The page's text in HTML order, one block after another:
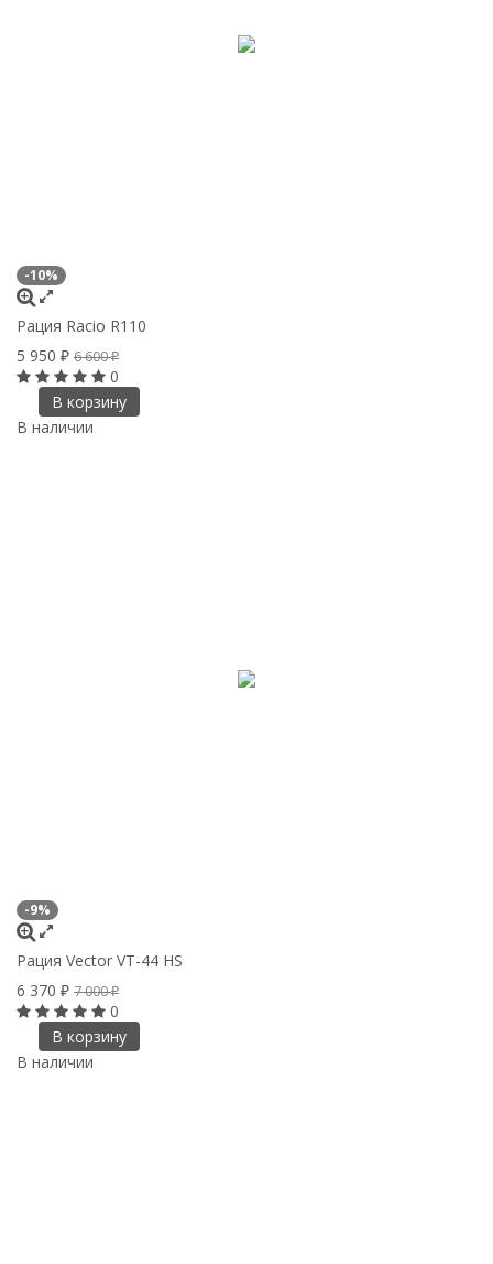
-10%
Рация Racio R110
5 950 ₽ 6 600₽
0
В корзину
В наличии
-9%
Рация Vector VT-44 HS
6 370 ₽ 7 000₽
0
В корзину
В наличии